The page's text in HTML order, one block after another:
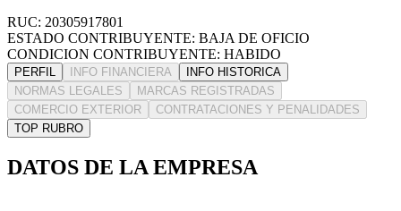
RUC: 20305917801
ESTADO CONTRIBUYENTE: BAJA DE OFICIO
CONDICION CONTRIBUYENTE: HABIDO
PERFIL INFO FINANCIERA
INFO HISTORICA
NORMAS LEGALES
MARCAS REGISTRADAS
COMERCIO EXTERIOR
CONTRATACIONES Y PENALIDADES
TOP RUBRO
DATOS DE LA EMPRESA